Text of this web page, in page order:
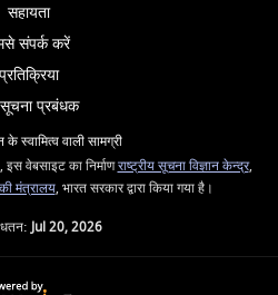
सहायता
संपर्क करें
प्रतिक्रिया
प्रबंधक
स्वामित्व वाली सामग्री
इस वेबसाइट का निर्माणराष्ट्रीय सूचना विज्ञान केन्द्र,
मंत्रालय, भारत सरकार द्वारा किया गया है।
Jul 20, 2026